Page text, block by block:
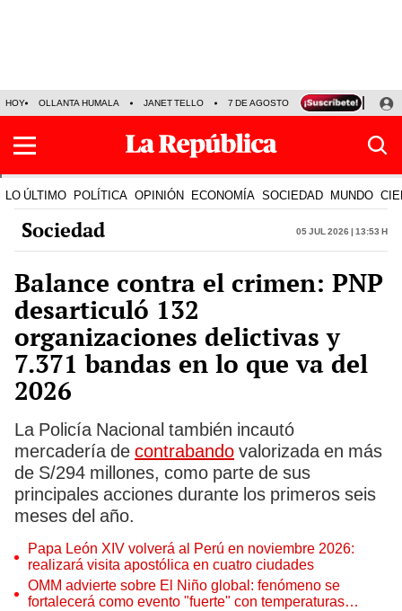
HOY OLLANTA HUMALA JANET TELLO 7 DE AGOSTO TINKA RESULTADOS
LO ÚLTIMO POLÍTICA OPINIÓN ECONOMÍA SOCIEDAD MUNDO
Sociedad 05 Jul 2026 | 13:53 h
Balance contra el crimen: PNP
desarticuló 132
organizaciones delictivas y
7.371 bandas en lo que va del
2026
La Policía Nacional también incautó
mercadería de contrabando valorizada en más
de S/294 millones, como parte de sus
principales acciones durante los primeros seis
meses del año.
Papa León XIV volverá al Perú en noviembre 2026:
realizará visita apostólica en cuatro ciudades
OMM advierte sobre El Niño global: fenómeno se
fortalecerá como evento "fuerte" con temperaturas